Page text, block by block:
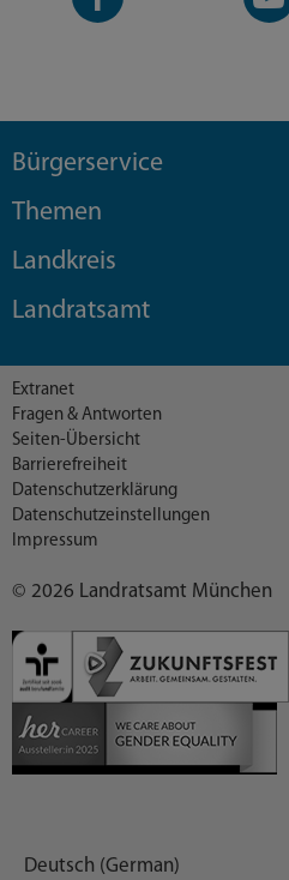
Seite
Kanal
Bürgerservice
Themen
Landkreis
Landratsamt
© 2026 Landratsamt München
Extranet
Fragen & Antworten
Seiten-Übersicht
Barrierefreiheit
Datenschutzerklärung
Datenschutzeinstellungen
Impressum
Deutsch (German)